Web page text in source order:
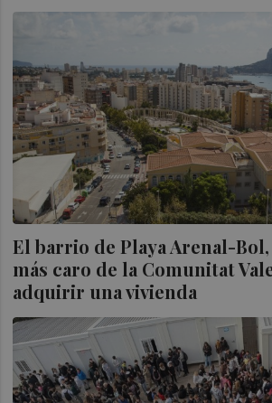
El barrio de Playa Arenal-
más caro de la Comunitat
adquirir una vivienda